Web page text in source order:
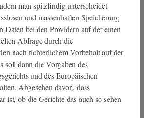
man spitzfindig unterscheidet
und massenhaften Speicherung
Daten bei den Providern auf der einen
Abfrage durch die
nach richterlichem Vorbehalt auf der
soll dann die Vorgaben des
und des Europäischen
Abgesehen davon, dass
ist, ob die Gerichte das auch so sehen